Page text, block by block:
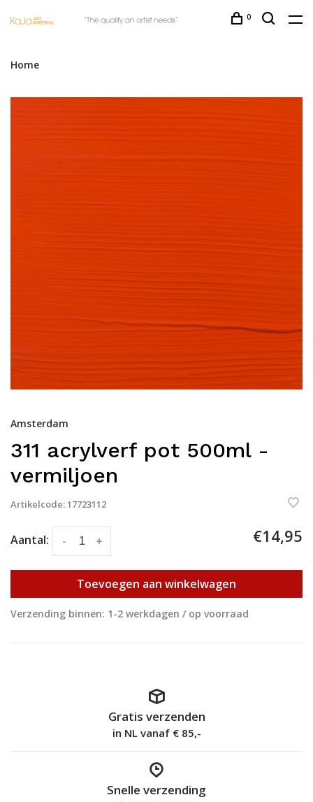
0
Home
Amsterdam
311 acrylverf pot 500ml -
vermiljoen
Artikelcode:17723112
Aantal: +
- €14,95
Toevoegen aan winkelwagen
Verzending binnen: 1-2 werkdagen / op voorraad
Gratis verzenden
in NL vanaf € 85,-
Snelle verzending